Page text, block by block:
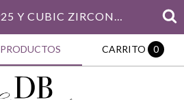
ANILLO PLATA 925 Y CUBIC ZIRCONIA COD. 4014
PRODUCTOS CARRITO 0